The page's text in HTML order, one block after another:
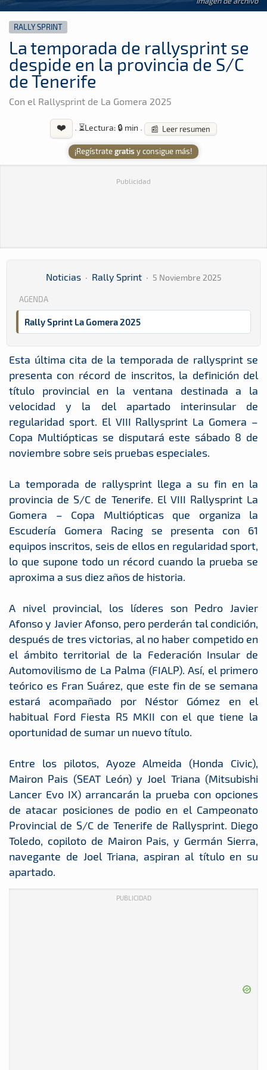
RALLY SPRINT
La temporada de rallysprint se
despide en la provincia de S/C
de Tenerife
Con el Rallysprint de La Gomera 2025
❤️ · ⏳Lectura: 🔒 min · 📰 Leer resumen
¡Regístrategratis y consigue más!
Publicidad
Noticias · Rally Sprint · 5 Noviembre 2025
AGENDA
Rally Sprint La Gomera 2025
Esta última cita de la temporada de rallysprint se
presenta con récord de inscritos, la definición del
título provincial en la ventana destinada a la
velocidad y la del apartado interinsular de
regularidad sport. El VIII Rallysprint La Gomera –
Copa Multiópticas se disputará este sábado 8 de
noviembre sobre seis pruebas especiales.
La temporada de rallysprint llega a su fin en la
provincia de S/C de Tenerife. El VIII Rallysprint La
Gomera – Copa Multiópticas que organiza la
Escudería Gomera Racing se presenta con 61
equipos inscritos, seis de ellos en regularidad sport,
lo que supone todo un récord cuando la prueba se
aproxima a sus diez años de historia.
A nivel provincial, los líderes son Pedro Javier
Afonso y Javier Afonso, pero perderán tal condición,
después de tres victorias, al no haber competido en
el ámbito territorial de la Federación Insular de
Automovilismo de La Palma (FIALP). Así, el primero
teórico es Fran Suárez, que este fin de se semana
estará acompañado por Néstor Gómez en el
habitual Ford Fiesta R5 MKII con el que tiene la
oportunidad de sumar un nuevo título.
Entre los pilotos, Ayoze Almeida (Honda Civic),
Mairon Pais (SEAT León) y Joel Triana (Mitsubishi
Lancer Evo IX) arrancarán la prueba con opciones
de atacar posiciones de podio en el Campeonato
Provincial de S/C de Tenerife de Rallysprint. Diego
Toledo, copiloto de Mairon Pais, y Germán Sierra,
navegante de Joel Triana, aspiran al título en su
apartado.
PUBLICIDAD